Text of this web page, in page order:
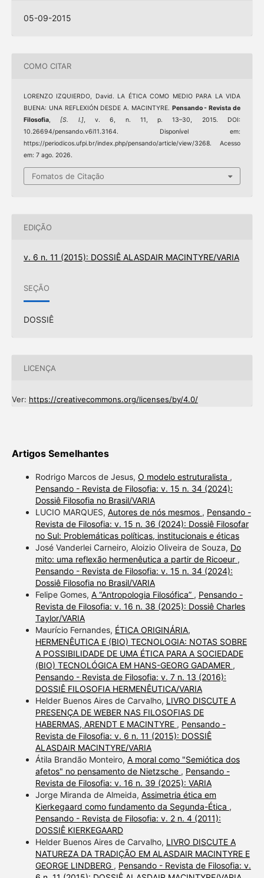
05-09-2015
COMO CITAR
LORENZO IZQUIERDO, David. LA ÉTICA COMO MEDIO PARA LA VIDA
BUENA: UNA REFLEXIÓN DESDE A. MACINTYRE. Pensando - Revista de
Filosofia,[S. l.], v. 6, n. 11, p. 13–30, 2015. DOI:
10.26694/pensando.v6i11.3164. Disponível em:
https://periodicos.ufpi.br/index.php/pensando/article/view/3268. Acesso
em: 7 ago. 2026.
Fomatos de Citação
EDIÇÃO
v. 6 n. 11 (2015): DOSSIÊ ALASDAIR MACINTYRE/VARIA
SEÇÃO
DOSSIÊ
LICENÇA
Ver: https://creativecommons.org/licenses/by/4.0/
Artigos Semelhantes
Rodrigo Marcos de Jesus, O modelo estruturalista ,
Pensando - Revista de Filosofia: v. 15 n. 34 (2024):
Dossiê Filosofia no Brasil/VARIA
LUCIO MARQUES, Autores de nós mesmos , Pensando -
Revista de Filosofia: v. 15 n. 36 (2024): Dossiê Filosofar
no Sul: Problemáticas políticas, institucionais e éticas
José Vanderlei Carneiro, Aloizio Oliveira de Souza, Do
mito: uma reflexão hermenêutica a partir de Ricoeur ,
Pensando - Revista de Filosofia: v. 15 n. 34 (2024):
Dossiê Filosofia no Brasil/VARIA
Felipe Gomes, A “Antropologia Filosófica” , Pensando -
Revista de Filosofia: v. 16 n. 38 (2025): Dossiê Charles
Taylor/VARIA
Maurício Fernandes, ÉTICA ORIGINÁRIA,
HERMENÊUTICA E (BIO) TECNOLOGIA: NOTAS SOBRE
A POSSIBILIDADE DE UMA ÉTICA PARA A SOCIEDADE
(BIO) TECNOLÓGICA EM HANS-GEORG GADAMER ,
Pensando - Revista de Filosofia: v. 7 n. 13 (2016):
DOSSIÊ FILOSOFIA HERMENÊUTICA/VARIA
Helder Buenos Aires de Carvalho, LIVRO DISCUTE A
PRESENÇA DE WEBER NAS FILOSOFIAS DE
HABERMAS, ARENDT E MACINTYRE , Pensando -
Revista de Filosofia: v. 6 n. 11 (2015): DOSSIÊ
ALASDAIR MACINTYRE/VARIA
Átila Brandão Monteiro, A moral como "Semiótica dos
afetos" no pensamento de Nietzsche , Pensando -
Revista de Filosofia: v. 16 n. 39 (2025): VARIA
Jorge Miranda de Almeida, Assimetria ética em
Kierkegaard como fundamento da Segunda-Ética ,
Pensando - Revista de Filosofia: v. 2 n. 4 (2011):
DOSSIÊ KIERKEGAARD
Helder Buenos Aires de Carvalho, LIVRO DISCUTE A
NATUREZA DA TRADIÇÃO EM ALASDAIR MACINTYRE E
GEORGE LINDBERG , Pensando - Revista de Filosofia: v.